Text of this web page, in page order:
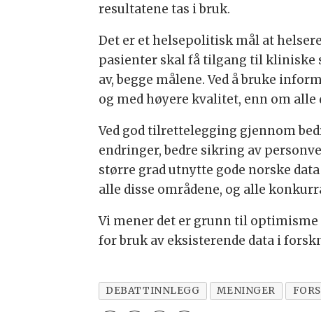
resultatene tas i bruk.
Det er et helsepolitisk mål at
pasienter skal få tilgang til kliniske
av, begge målene. Ved å bruke
og med høyere kvalitet, enn om
Ved god tilrettelegging gjennom
endringer, bedre sikring av
større grad utnytte gode norske
alle disse områdene, og alle
Vi mener det er grunn til
for bruk av eksisterende data i
DEBATTINNLEGG MENINGER